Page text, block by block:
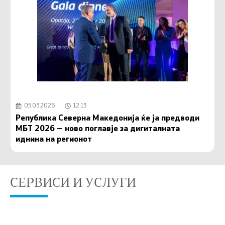
05.03.2026 12:13
Република Северна Македонија ќе ја предводи
МБТ 2026 — ново поглавје за дигиталната
иднина на регионот
СЕРВИСИ И УСЛУГИ